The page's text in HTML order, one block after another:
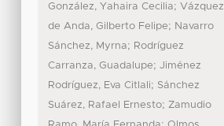
González, Yahaira Cecilia; Vázquez
de Anda, Gilberto Felipe; Navarro
Sánchez, Myrna; Rodríguez
Carranza, Guadalupe; Jiménez
Rodríguez, Eva Citlali; Sánchez
Suárez, Rafael Ernesto; Zamudio